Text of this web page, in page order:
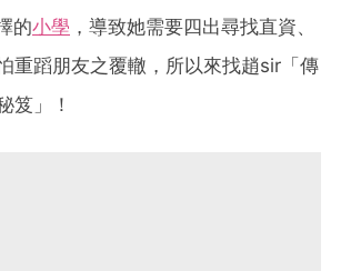
的小學 ，導致她需要四出尋找直資、
重蹈朋友之覆轍，所以來找趙sir「傳
笈」！